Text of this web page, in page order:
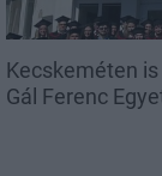
Kecskeméten
Gál Ferenc